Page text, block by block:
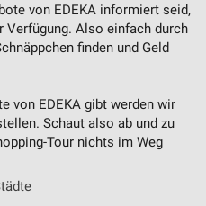
von EDEKA informiert seid,
Verfügung. Also einfach durch
finden und Geld
von EDEKA gibt werden wir
Schaut also ab und zu
Tour nichts im Weg